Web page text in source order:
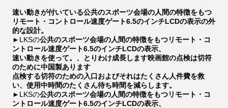
速い動きが付いている公共のスポーツ会場の人間の特徴をもつ
リモート・コントロール速度ゲート6.5のインチLCDの表示の外
的な設計。
►LKSの公共のスポーツ会場の人間の特徴をもつリモート・コ
ントロール速度ゲート6.5のインチLCDの表示、
速い動きを使って。、とりわけ成長します映画館の点検は切符
のために中国製あります
点検する切符のための入口およびそれはたくさん人件費を救
い、使用中時間のたくさん待ち時間を減らします。
►LKSの公共のスポーツ会場の人間の特徴をもつリモート・コ
ントロール速度ゲート6.5のインチLCDの表示、